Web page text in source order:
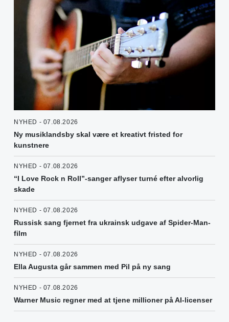
NYHED - 07.08.2026
Ny musiklandsby skal være et kreativt fristed for
kunstnere
NYHED - 07.08.2026
“I Love Rock n Roll”-sanger aflyser turné efter alvorlig
skade
NYHED - 07.08.2026
Russisk sang fjernet fra ukrainsk udgave af Spider-Man-
film
NYHED - 07.08.2026
Ella Augusta går sammen med Pil på ny sang
NYHED - 07.08.2026
Warner Music regner med at tjene millioner på AI-licenser